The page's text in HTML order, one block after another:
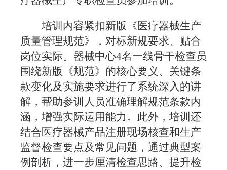
培训内容紧扣新版《医疗器械生产
质量管理规范》，对标新规要求、贴合
岗位实际。器械中心4名一线骨干检查员
围绕新版《规范》的核心要义、关键条
款变化及实施要求进行了系统深入的讲
解，帮助参训人员准确理解规范条款内
涵，增强实际运用能力。此外，培训还
结合医疗器械产品注册现场核查和生产
监督检查要点及常见问题，通过典型案
例剖析，进一步厘清检查思路、提升检